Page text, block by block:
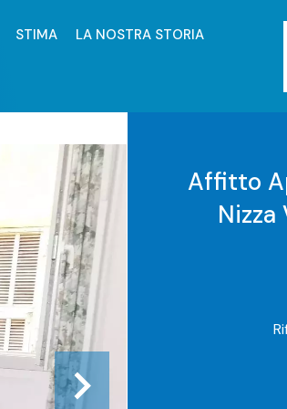
STIMA LA NOSTRA STORIA
Affitto
Nizza